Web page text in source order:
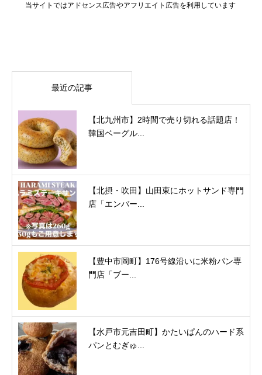
当サイトではアドセンス広告やアフリエイト広告を利用しています
最近の記事
【北九州市】2時間で売り切れる話題店！
韓国ベーグル...
【北摂・吹田】山田東にホットサンド専門
店「エンバー...
【豊中市岡町】176号線沿いに米粉パン専
門店「ブー...
【水戸市元吉田町】かたいぱんのハード系
パンとむぎゅ...